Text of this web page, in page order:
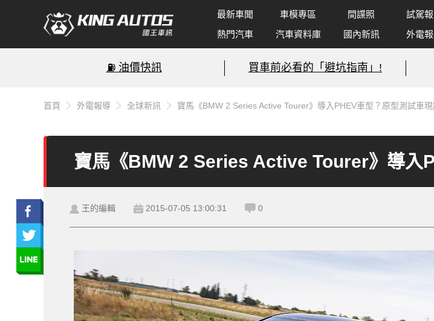
最新車聞 車模專區 間諜照 試駕
熱門汽車
汽車資料庫 國內新訊 外電
⛽️ 油價快訊 買車前必看的「避坑指南」!
首頁 外電報導 全球新訊 寶馬《BMW 2 Series Active Tourer》導入PHEV車型？原型測試車
寶馬《BMW 2 Series Active Tourer》導入
王的編輯 2015-07-05 13:00:31 0